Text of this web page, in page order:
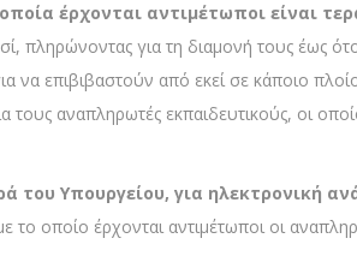
έρχονται αντιμέτωποι είναι
για τη διαμονή τους έως
να επιβιβαστούν από εκεί σε κάποιο
αναπληρωτές εκπαιδευτικούς, οι
του Υπουργείου, για ηλεκτρονική
οποίο έρχονται αντιμέτωποι οι